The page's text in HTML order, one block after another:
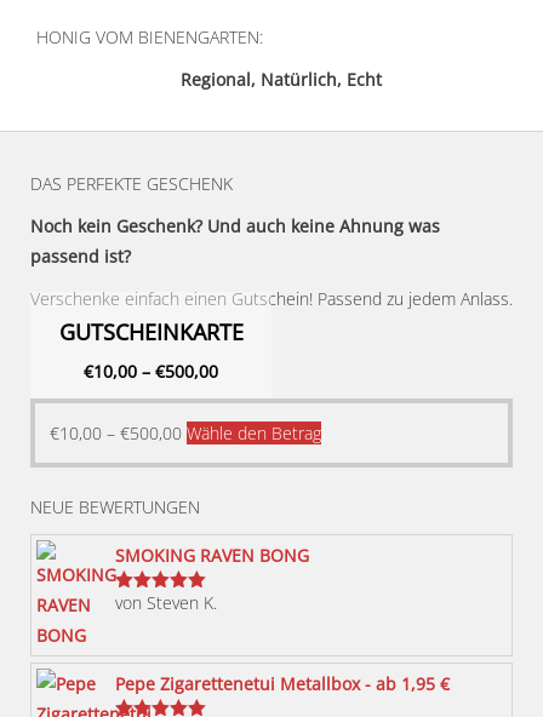
HONIG VOM BIENENGARTEN:
Regional, Natürlich, Echt
DAS PERFEKTE GESCHENK
Noch kein Geschenk? Und auch keine Ahnung was
passend ist?
Verschenke einfach einen Gutschein! Passend zu jedem Anlass.
GUTSCHEINKARTE
€10,00 – €500,00
€10,00 – €500,00 Wähle den BetragDieses
Produkt
können
NEUE BEWERTUNGEN
SMOKING RAVEN BONG
Bewertet
von Steven K.
Pepe Zigarettenetui Metallbox - ab 1,95 €